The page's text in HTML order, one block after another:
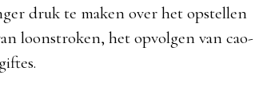
druk te maken over het opstellen
loonstroken, het opvolgen van cao-